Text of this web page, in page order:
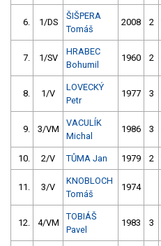
6. 1/DS
ŠIŠPERA
Tomáš
2008 2
7. 1/SV
HRABEC
Bohumil
1960 2
8. 1/V
LOVECKÝ
Petr
1977 3
9. 3/VM
VACULÍK
Michal
1986 3
10. 2/V TŮMA Jan 1979 2
11. 3/V
KNOBLOCH
Tomáš
1974
12. 4/VM
TOBIÁŠ
Pavel
1983 3